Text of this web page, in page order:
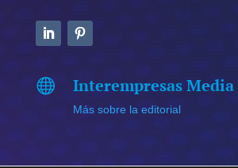
 Interempresas Media
Más sobre la editorial